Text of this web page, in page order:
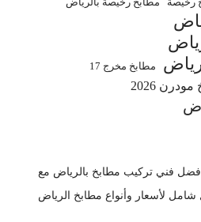
مطابخ مخرج 17
2026
فني تركيب مطابخ بالرياض مع
شامل لأسعار وأنواع مطابخ الرياض